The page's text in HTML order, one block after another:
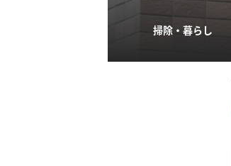
掃除・暮らし